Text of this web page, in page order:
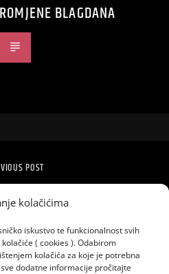
kolačićima
iskustvo te funkcionalnost svih
( cookies ). Odabirom
kolačića za koje je potrebna
dodatne informacije pročitajte
BLAGDANA
POST
SWIFT PJEVAJU